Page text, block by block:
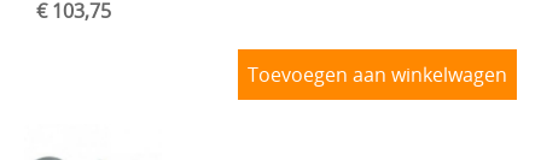
€ 103,75
Toevoegen aan winkelwagen